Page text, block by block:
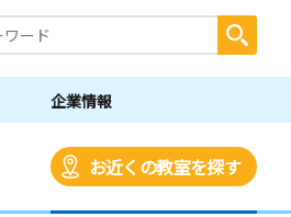
企業情報
お近くの教室を探す